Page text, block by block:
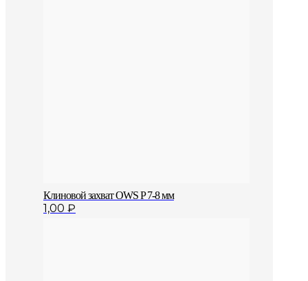
Клиновой захват OWS P 7-8 мм
1,00 ₽